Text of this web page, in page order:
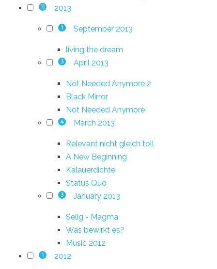
11 2013
1 September 2013
living the dream
3 April 2013
Not Needed Anymore 2
Black Mirror
Not Needed Anymore
4 March 2013
Relevant nicht gleich toll
A New Beginning
Kalauerdichte
Status Quo
3 January 2013
Selig - Magma
Was bewirkt es?
Music 2012
1 2012